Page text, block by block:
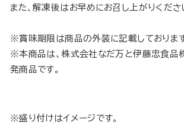
また、解凍後はお早めにお召し上がりくださ
※賞味期限は商品の外装に記載しております
※本商品は、株式会社なだ万と伊藤忠食品
発商品です。
※盛り付けはイメージです。